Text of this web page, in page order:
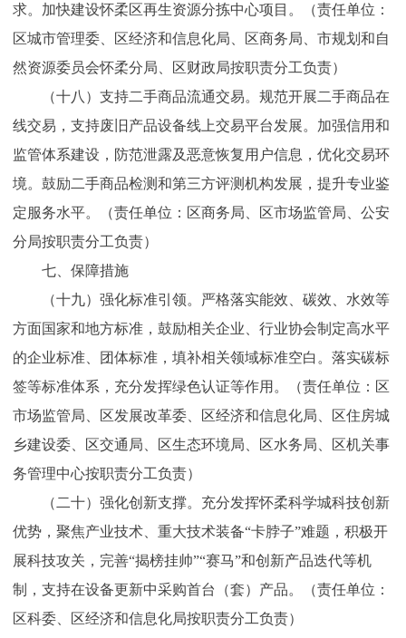
求。加快建设怀柔区再生资源分拣中心项目。（责任单位：
区城市管理委、区经济和信息化局、区商务局、市规划和自
然资源委员会怀柔分局、区财政局按职责分工负责）
（十八）支持二手商品流通交易。规范开展二手商品在
线交易，支持废旧产品设备线上交易平台发展。加强信用和
监管体系建设，防范泄露及恶意恢复用户信息，优化交易环
境。鼓励二手商品检测和第三方评测机构发展，提升专业鉴
定服务水平。（责任单位：区商务局、区市场监管局、公安
分局按职责分工负责）
七、保障措施
（十九）强化标准引领。严格落实能效、碳效、水效等
方面国家和地方标准，鼓励相关企业、行业协会制定高水平
的企业标准、团体标准，填补相关领域标准空白。落实碳标
签等标准体系，充分发挥绿色认证等作用。（责任单位：区
市场监管局、区发展改革委、区经济和信息化局、区住房城
乡建设委、区交通局、区生态环境局、区水务局、区机关事
务管理中心按职责分工负责）
（二十）强化创新支撑。充分发挥怀柔科学城科技创新
优势，聚焦产业技术、重大技术装备“卡脖子”难题，积极开
展科技攻关，完善“揭榜挂帅”“赛马”和创新产品迭代等机
制，支持在设备更新中采购首台（套）产品。（责任单位：
区科委、区经济和信息化局按职责分工负责）